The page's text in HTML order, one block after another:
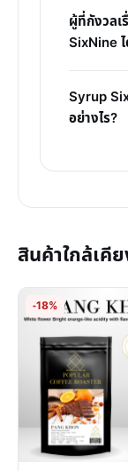
ผู้ที่กังวลเ
SixNine
Syrup
อย่างไร?
สินค้าใกล้เคี
-18%